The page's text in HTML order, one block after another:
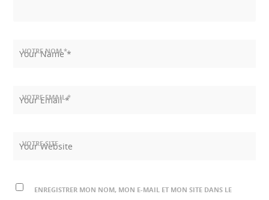
VOTRE NOM *
VOTRE EMAIL *
VOTRE SITE
ENREGISTRER MON NOM, MON E-MAIL ET MON SITE DANS LE